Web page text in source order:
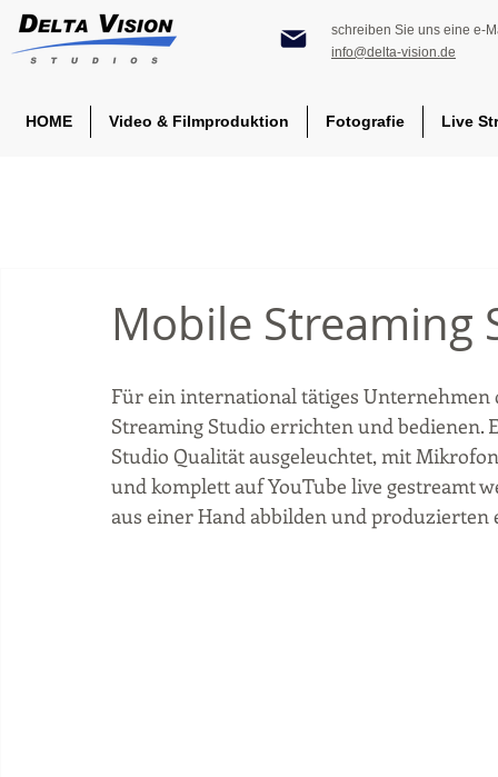
schreiben Sie uns eine e-
info@delta-vision.de
HOME Video & Filmproduktion Fotografie Live
Mobile Streaming
Für ein international tätiges
Streaming Studio errichten und
Studio Qualität ausgeleuchtet, mit
und komplett auf YouTube live gestreamt
aus einer Hand abbilden und